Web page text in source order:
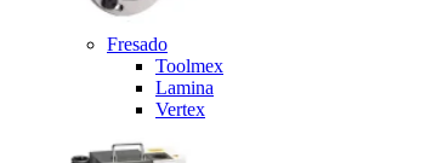
Fresado
Toolmex
Lamina
Vertex